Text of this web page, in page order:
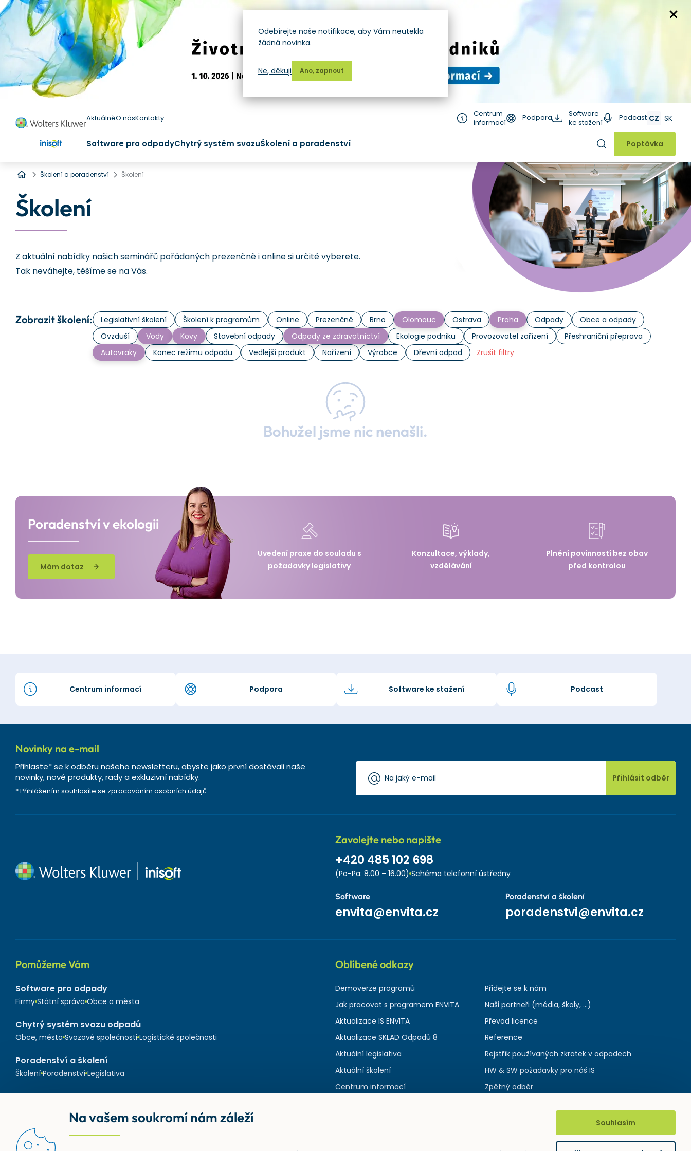
AktuálněO násKontakty
Centrum
informací
Podpora
Software
ke stažení
Podcast CZ SK
Software pro odpadyChytrý systém svozuŠkolení a poradenství Hledat
Poptávka
Úvod
Školení a poradenství Školení
Školení
Z aktuální nabídky našich seminářů pořádaných prezenčně i online si určitě vyberete.
Tak neváhejte, těšíme se na Vás.
Zobrazit školení: Legislativní školení Školení k programům Online Prezenčně Brno Olomouc Ostrava Praha Odpady
Obce a odpady
Ovzduší
Vody Kovy Stavební odpady Odpady ze zdravotnictví Ekologie podniku Provozovatel zařízení
Přeshraniční přeprava
Autovraky
Konec režimu odpadu Vedlejší produkt Nařízení Výrobce Dřevní odpad Zrušit filtry
Bohužel jsme nic nenašli.
Poradenství v ekologii
Mám dotaz
Uvedení praxe do souladu s
požadavky legislativy
Konzultace, výklady,
vzdělávání
Plnění povinností bez obav
před kontrolou
Centrum informací Podpora Software ke stažení Podcast
Novinky na e-mail
Přihlaste* se k odběru našeho newsletteru, abyste jako první dostávali naše
novinky, nové produkty, rady a exkluzivní nabídky.
* Přihlášením souhlasíte se zpracováním osobních údajů.
Přihlásit odběr
Zavolejte nebo napište
+420 485 102 698
(Po-Pa: 8.00 – 16.00) Schéma telefonní ústředny
Software
envita@envita.cz
Poradenství a školení
poradenstvi@envita.cz
Pomůžeme Vám
Software pro odpady
Firmy Státní správa Obce a města
Chytrý systém svozu odpadů
Obce, města Svozové společnosti Logistické společnosti
Poradenství a školení
Školení Poradenství Legislativa
Oblíbené odkazy
Demoverze programů
Jak pracovat s programem ENVITA
Aktualizace IS ENVITA
Aktualizace SKLAD Odpadů 8
Aktuální legislativa
Aktuální školení
Centrum informací
Přidejte se k nám
Naši partneři (média, školy, ...)
Převod licence
Reference
Rejstřík používaných zkratek v odpadech
HW & SW požadavky pro náš IS
Zpětný odběr
Odebírejte naše notifikace, aby Vám neutekla
žádná novinka.
Ano, zapnout
Ne, děkuji
Na vašem soukromí nám záleží Souhlasím